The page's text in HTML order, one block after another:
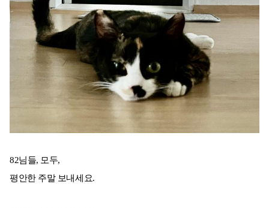
82님들, 모두,
평안한 주말 보내세요.